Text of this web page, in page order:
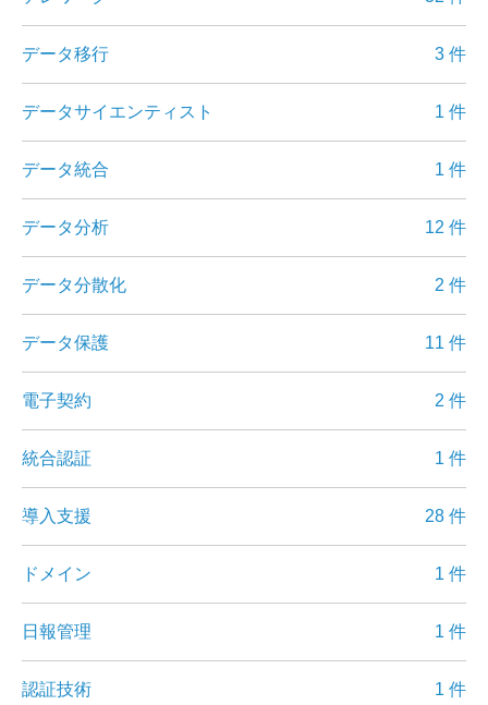
データ移行 3 件
データサイエンティスト 1 件
データ統合 1 件
データ分析 12 件
データ分散化 2 件
データ保護 11 件
電子契約 2 件
統合認証 1 件
導入支援 28 件
ドメイン 1 件
日報管理 1 件
認証技術 1 件